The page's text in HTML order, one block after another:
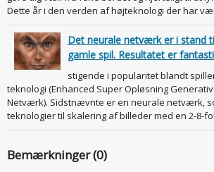
Dette år i den verden af højteknologi der har
Det neurale netværk er i stand
gamle spil. Resultatet er
stigende i popularitet blandt
teknologi (Enhanced Super Opløsning
Netværk). Sidstnævnte er en neurale netværk,
teknologier til skalering af billeder med en 2-8-
Bemærkninger (0)